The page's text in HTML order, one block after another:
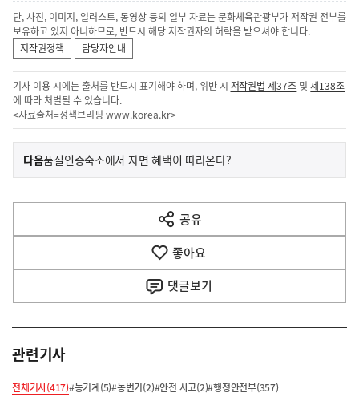
단, 사진, 이미지, 일러스트, 동영상 등의 일부 자료는 문화체육관광부가 저작권 전부를
보유하고 있지 아니하므로, 반드시 해당 저작권자의 허락을 받으셔야 합니다.
저작권정책
담당자안내
기사 이용 시에는 출처를 반드시 표기해야 하며, 위반 시 저작권법 제37조 및제138조
에 따라 처벌될 수 있습니다.
<자료출처=정책브리핑 www.korea.kr>
이
전
다
음
다음기
품질인증숙소에서 자면 혜택이 따라온다?
공유
열
기
좋아요
댓글보기
관련기사
전체기사(417)#농기계(5)#농번기(2)#안전 사고(2)#행정안전부(357)